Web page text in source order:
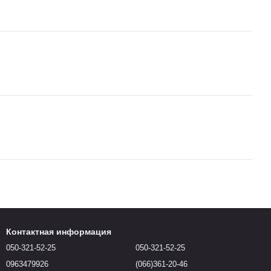
Контактная информация
050-321-52-25
0963479926
050-321-52-25
(066)361-20-46